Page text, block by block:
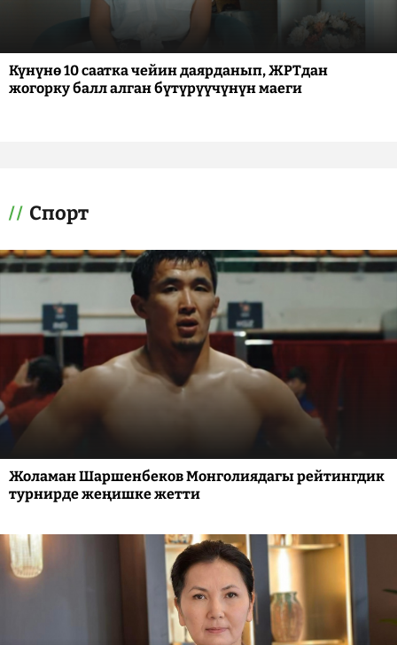
Күнүнө 10 саатка чейин даярданып, ЖРТдан
жогорку балл алган бүтүрүүчүнүн маеги
Спорт
Жоламан Шаршенбеков Монголиядагы рейтингдик
турнирде жеңишке жетти